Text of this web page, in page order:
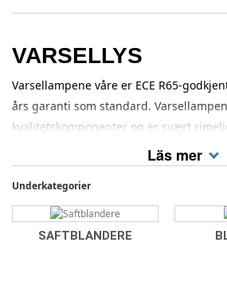
VARSELLYS
Varsellampene våre er ECE R65-
års garanti som standard.
kvalitetskomponenter og er svært
og andre betydelig dyrere merker. Vi
varsellamper for forskjellige formål.
Läs mer
Underkategorier
SAFTBLANDERE